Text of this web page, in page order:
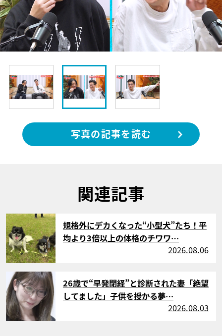
写真の記事を読む
関連記事
サムネイル
規格外にデカくなった“小型犬”たち！平
均より3倍以上の体格のチワワ…
2026.08.06
26歳で“早発閉経”と診断された妻「絶望
してました」子供を授かる夢…
2026.08.03